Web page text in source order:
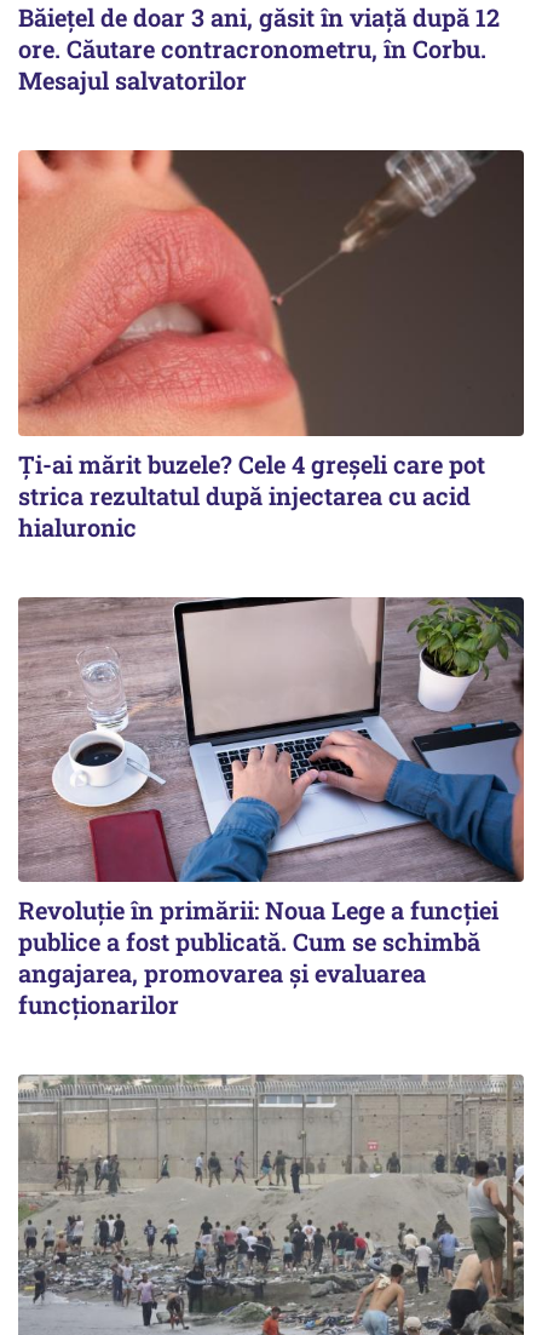
Băiețel de doar 3 ani, găsit în viață după 12
ore. Căutare contracronometru, în Corbu.
Mesajul salvatorilor
Ți-ai mărit buzele? Cele 4 greșeli care pot
strica rezultatul după injectarea cu acid
hialuronic
Revoluție în primării: Noua Lege a funcției
publice a fost publicată. Cum se schimbă
angajarea, promovarea și evaluarea
funcționarilor